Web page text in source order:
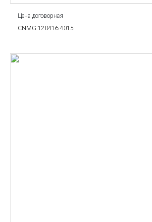
Цена договорная
CNMG 120416 4015